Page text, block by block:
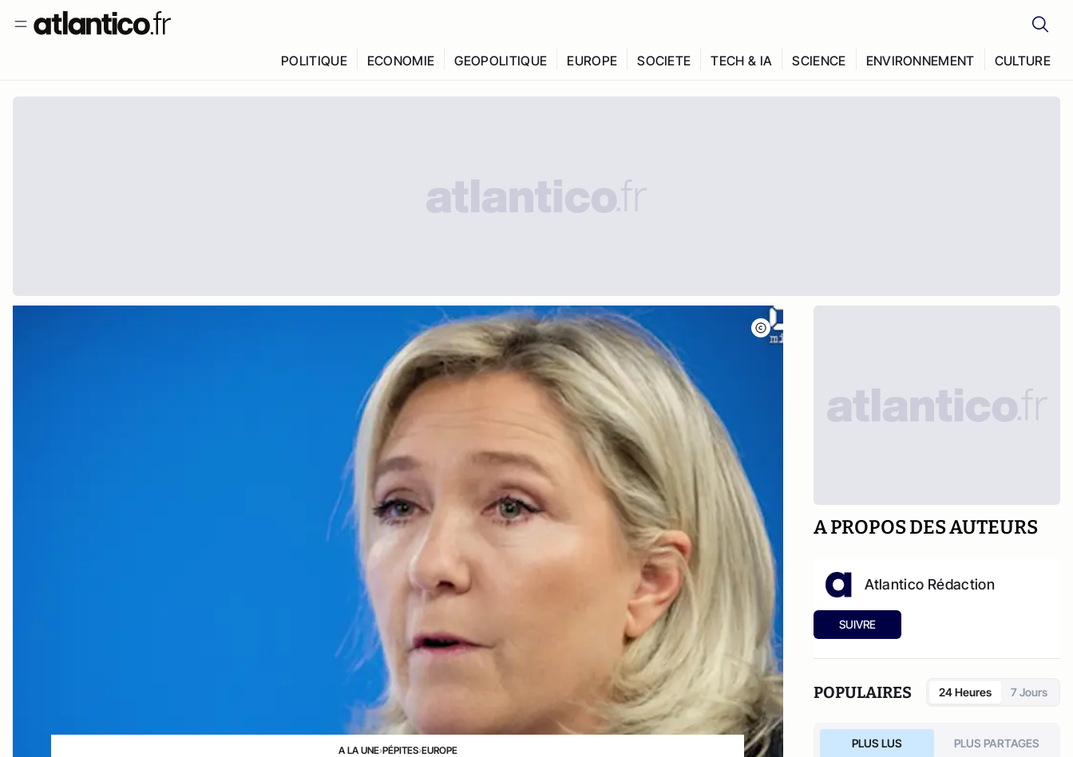
POLITIQUE ECONOMIE GEOPOLITIQUE EUROPE SOCIETE TECH & IA SCIENCE ENVIRONNEMENT CULTURE
A LA UNE›PÉPITES›EUROPE
A PROPOS DES AUTEURS
Atlantico Rédaction
SUIVRE
POPULAIRES 24 Heures 7 Jours
PLUS LUS PLUS PARTAGES